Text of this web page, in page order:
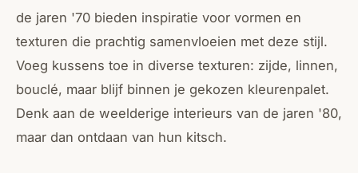
de jaren '70 bieden inspiratie voor vormen en
texturen die prachtig samenvloeien met deze stijl.
Voeg kussens toe in diverse texturen: zijde, linnen,
bouclé, maar blijf binnen je gekozen kleurenpalet.
Denk aan de weelderige interieurs van de jaren '80,
maar dan ontdaan van hun kitsch.